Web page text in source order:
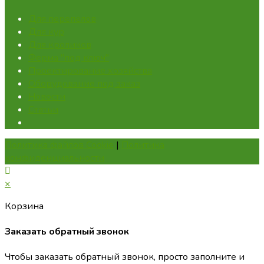
Для перепелов
Для кур
Для кроликов
Ферма "под ключ"
Проектирование хозяйства
Оборудование под заказ
Новости
Статьи
Политика файлов Cookie | Политика
конфиденциальности
×
Корзина
Заказать обратный звонок
Чтобы заказать обратный звонок, просто заполните и